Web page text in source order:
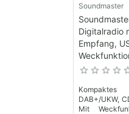
Soundmaster
Digitalradio
Empfang,
Kompaktes
DAB+/UKW,
Mit